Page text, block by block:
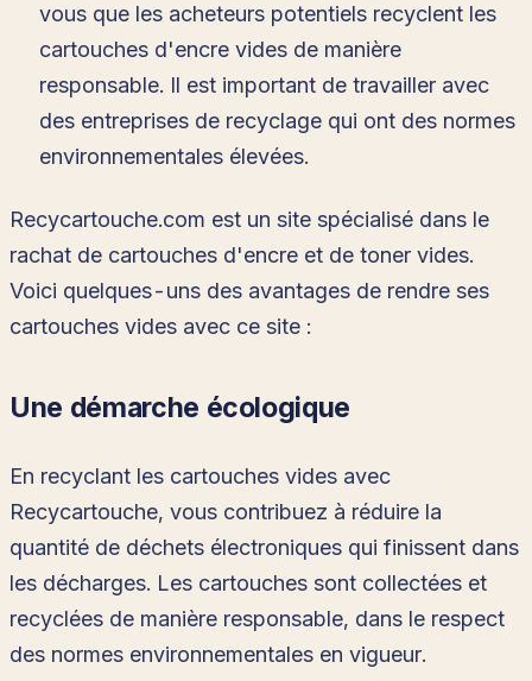
vous que les acheteurs potentiels recyclent les
cartouches d'encre vides de manière
responsable. Il est important de travailler avec
des entreprises de recyclage qui ont des normes
environnementales élevées.
Recycartouche.com est un site spécialisé dans le
rachat de cartouches d'encre et de toner vides.
Voici quelques-uns des avantages de rendre ses
cartouches vides avec ce site :
Une démarche écologique
En recyclant les cartouches vides avec
Recycartouche, vous contribuez à réduire la
quantité de déchets électroniques qui finissent dans
les décharges. Les cartouches sont collectées et
recyclées de manière responsable, dans le respect
des normes environnementales en vigueur.